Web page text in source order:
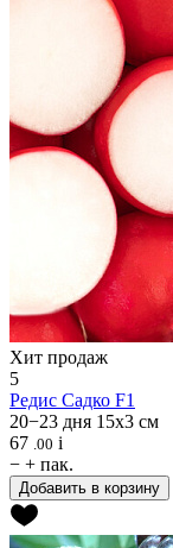
Хит продаж
5
Редис Садко F1
20−23 дня 15x3 см
67 .00 i
− + пак.
Добавить в корзину